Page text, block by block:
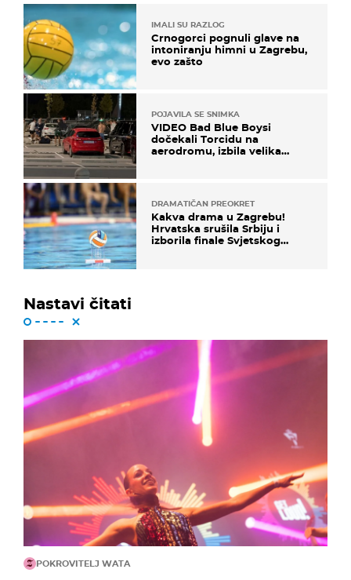
IMALI SU RAZLOG
Crnogorci pognuli glave na
intoniranju himni u Zagrebu,
evo zašto
POJAVILA SE SNIMKA
VIDEO Bad Blue Boysi
dočekali Torcidu na
aerodromu, izbila velika
DRAMATIČAN PREOKRET
Kakva drama u Zagrebu!
Hrvatska srušila Srbiju i
izborila finale Svjetskog
Nastavi čitati
POKROVITELJ WATA